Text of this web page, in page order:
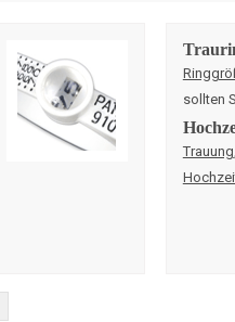
sollten
Trauung,